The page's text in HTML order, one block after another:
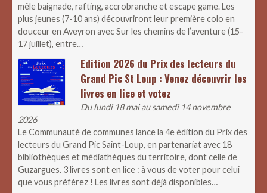
mêle baignade, rafting, accrobranche et escape game. Les
plus jeunes (7-10 ans) découvriront leur première colo en
douceur en Aveyron avec Sur les chemins de l’aventure (15-
17 juillet), entre…
Edition 2026 du Prix des lecteurs du
Grand Pic St Loup : Venez découvrir les
livres en lice et votez
Du lundi 18 mai au samedi 14 novembre
2026
Le Communauté de communes lance la 4e édition du Prix des
lecteurs du Grand Pic Saint-Loup, en partenariat avec 18
bibliothèques et médiathèques du territoire, dont celle de
Guzargues. 3 livres sont en lice : à vous de voter pour celui
que vous préférez ! Les livres sont déjà disponibles…